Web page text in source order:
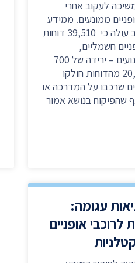
לעקוב אחרי
ממונעים. ממידע
שקיבלנו מעיריית תל אביב עולה כי 39,510 דוחות
אופניים חשמליים,
קורקינטים חשמליים ואופנועים – ירידה של 700
דוחות לעומת 2021. 20,206 מהדוחות חולקו
שרכבו על המדרכה או
שהפיקוח בנושא אמור
עגומה:
אופניים